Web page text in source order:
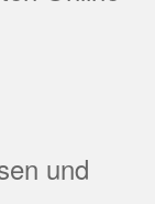
und